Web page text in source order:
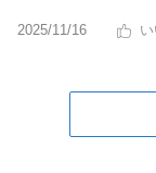
2025/11/16